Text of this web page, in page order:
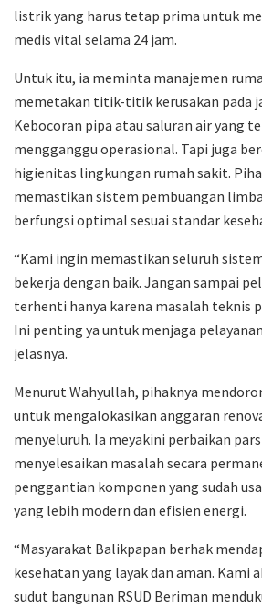
listrik yang harus tetap prima untuk
medis vital selama 24 jam.
Untuk itu, ia meminta manajemen
memetakan titik-titik kerusakan pada
Kebocoran pipa atau saluran air yang
mengganggu operasional. Tapi juga
higienitas lingkungan rumah sakit.
memastikan sistem pembuangan
berfungsi optimal sesuai standar
“Kami ingin memastikan seluruh
bekerja dengan baik. Jangan sampai
terhenti hanya karena masalah teknis
Ini penting ya untuk menjaga
jelasnya.
Menurut Wahyullah, pihaknya
untuk mengalokasikan anggaran
menyeluruh. Ia meyakini perbaikan
menyelesaikan masalah secara
penggantian komponen yang sudah
yang lebih modern dan efisien energi.
“Masyarakat Balikpapan berhak
kesehatan yang layak dan aman. Kami
sudut bangunan RSUD Beriman